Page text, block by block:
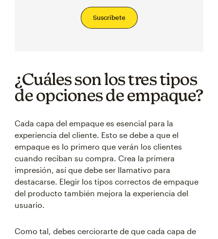
Suscríbete
¿Cuáles son los tres tipos
de opciones de empaque?
Cada capa del empaque es esencial para la
experiencia del cliente. Esto se debe a que el
empaque es lo primero que verán los clientes
cuando reciban su compra. Crea la primera
impresión, así que debe ser llamativo para
destacarse. Elegir los tipos correctos de empaque
del producto también mejora la experiencia del
usuario.
Como tal, debes cerciorarte de que cada capa de